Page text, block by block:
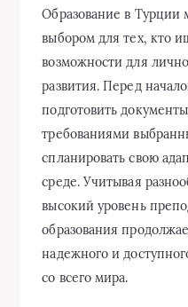
Образование в Турции
выбором для тех, кто
возможности для
развития. Перед
подготовить
требованиями
спланировать свою
среде. Учитывая
высокий уровень
образования
надежного и
со всего мира.